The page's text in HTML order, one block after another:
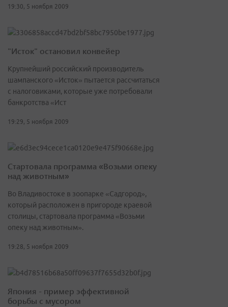
19:30, 5 ноября 2009
"Исток" остановил конвейер
Крупнейший российский производитель
шампанского «Исток» пытается рассчитаться
с налоговиками, которые уже потребовали
банкротства «Ист
19:29, 5 ноября 2009
Стартовала программа «Возьми опеку
над животным»
Во Владивостоке в зоопарке «Садгород»,
который расположен в пригороде краевой
столицы, стартовала программа «Возьми
опеку над животным».
19:28, 5 ноября 2009
Япония - пример эффективной
борьбы с мусором